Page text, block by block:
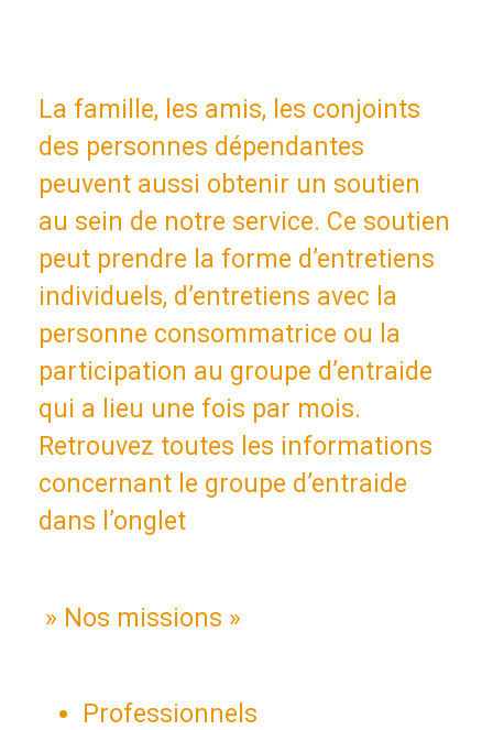
La famille, les amis, les conjoints
des personnes dépendantes
peuvent aussi obtenir un soutien
au sein de notre service. Ce soutien
peut prendre la forme d’entretiens
individuels, d’entretiens avec la
personne consommatrice ou la
participation au groupe d’entraide
qui a lieu une fois par mois.
Retrouvez toutes les informations
concernant le groupe d’entraide
dans l’onglet
» Nos missions »
Professionnels